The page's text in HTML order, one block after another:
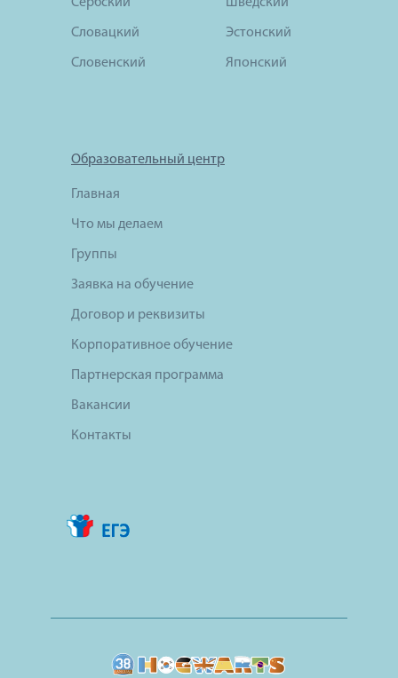
Сербский
Словацкий
Словенский
Шведский
Эстонский
Японский
Образовательный центр
Главная
Что мы делаем
Группы
Заявка на обучение
Договор и реквизиты
Корпоративное обучение
Партнерская программа
Вакансии
Контакты